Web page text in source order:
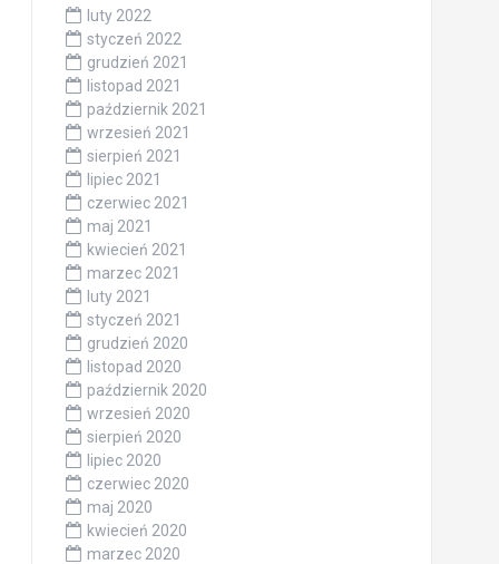
luty 2022
styczeń 2022
grudzień 2021
listopad 2021
październik 2021
wrzesień 2021
sierpień 2021
lipiec 2021
czerwiec 2021
maj 2021
kwiecień 2021
marzec 2021
luty 2021
styczeń 2021
grudzień 2020
listopad 2020
październik 2020
wrzesień 2020
sierpień 2020
lipiec 2020
czerwiec 2020
maj 2020
kwiecień 2020
marzec 2020